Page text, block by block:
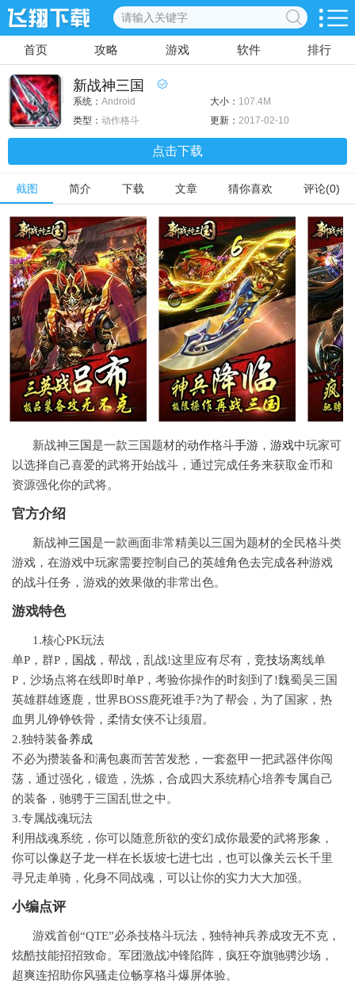
首页 攻略 游戏 软件 排行
新战神三国
系统： Android 大小： 107.4M
类型： 动作格斗 更新： 2017-02-10
点击下载
截图 简介 下载 文章 猜你喜欢 评论(0)
新战神三国 是一款三国题材的动作格斗手游 ， 游戏中玩家可
以选择自己喜爱的武将开始战斗，通过完成任务来获取金币和
资源强化你的武将。
官方介绍
新战神三国 是一款画面非常精美以三国为题材的全民格斗类
游戏，在游戏中玩家需要控制自己的英雄角色去完成各种游戏
的战斗任务，游戏的效果做的非常出色。
游戏特色
1.核心PK玩法
单P，群P， 国战 ，帮战，乱战!这里应有尽有， 竞技场离线单
P，沙场点将在线即时单P，考验你操作的时刻到了!魏蜀吴三国
英雄群雄逐鹿，世界BOSS鹿死谁手?为了帮会，为了国家，热
血男儿铮铮铁骨，柔情女侠不让须眉。
2.独特装备养成
不必为攒装备和满包裹而苦苦发愁，一套盔甲一把武器伴你闯
荡，通过强化，锻造，洗炼，合成四大系统精心培养专属自己
的装备，驰骋于三国乱世之中。
3.专属战魂玩法
利用战魂系统，你可以随意所欲的变幻成你最爱的武将形象，
你可以像赵子龙一样在长坂坡七进七出，也可以像关云长千里
寻兄走单骑，化身不同战魂，可以让你的实力大大加强。
小编点评
游戏首创“QTE”必杀技格斗玩法，独特神兵养成攻无不克，
炫酷技能招招致命。军团激战冲锋陷阵，疯狂夺旗驰骋沙场，
超爽连招助你风骚走位畅享格斗爆屏体验。